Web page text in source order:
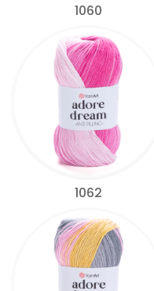
1060
1062